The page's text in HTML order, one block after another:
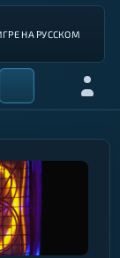
НА РУССКОМ
Войти